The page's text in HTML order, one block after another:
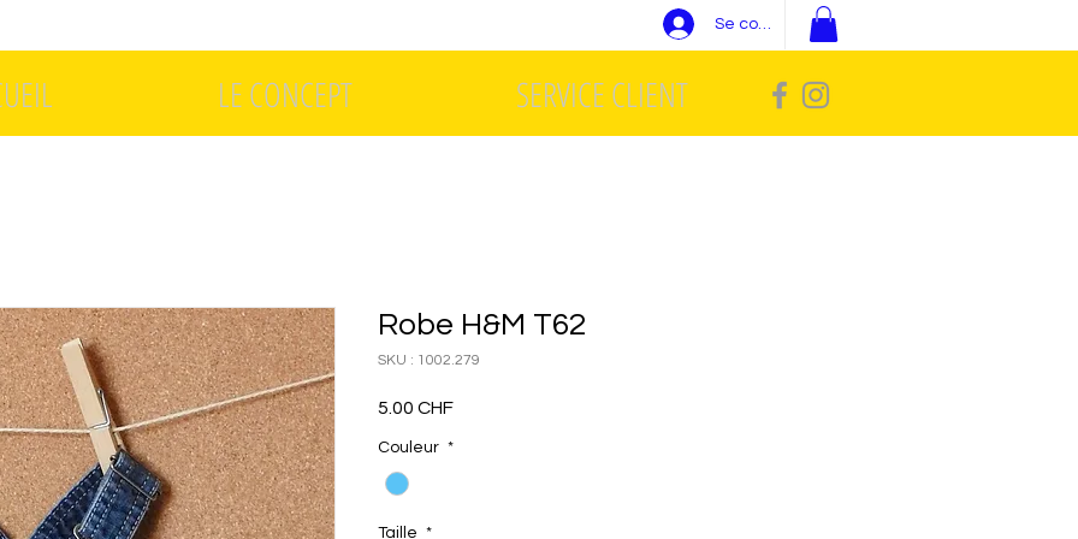
Se connecter
LE CONCEPT SERVICE CLIENT
Robe H&M T62
SKU : 1002.279
5.00 CHFPrix
Couleur *
Taille *